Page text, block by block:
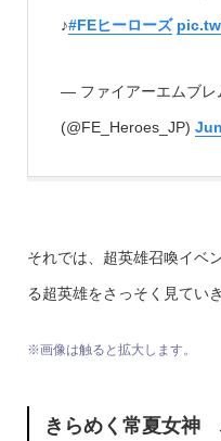
♪#FEヒーローズ
— ファイアーエムブレ
(@FE_Heroes_JP)
それでは、超英雄召喚イベ
る超英雄をさっそく見てい
※画像は触ると拡大します。
きらめく常夏女神